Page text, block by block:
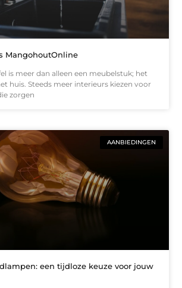
MangohoutOnline
is meer dan alleen een meubelstuk; het
huis. Steeds meer interieurs kiezen voor
zorgen
AANBIEDINGEN
een tijdloze keuze voor jouw